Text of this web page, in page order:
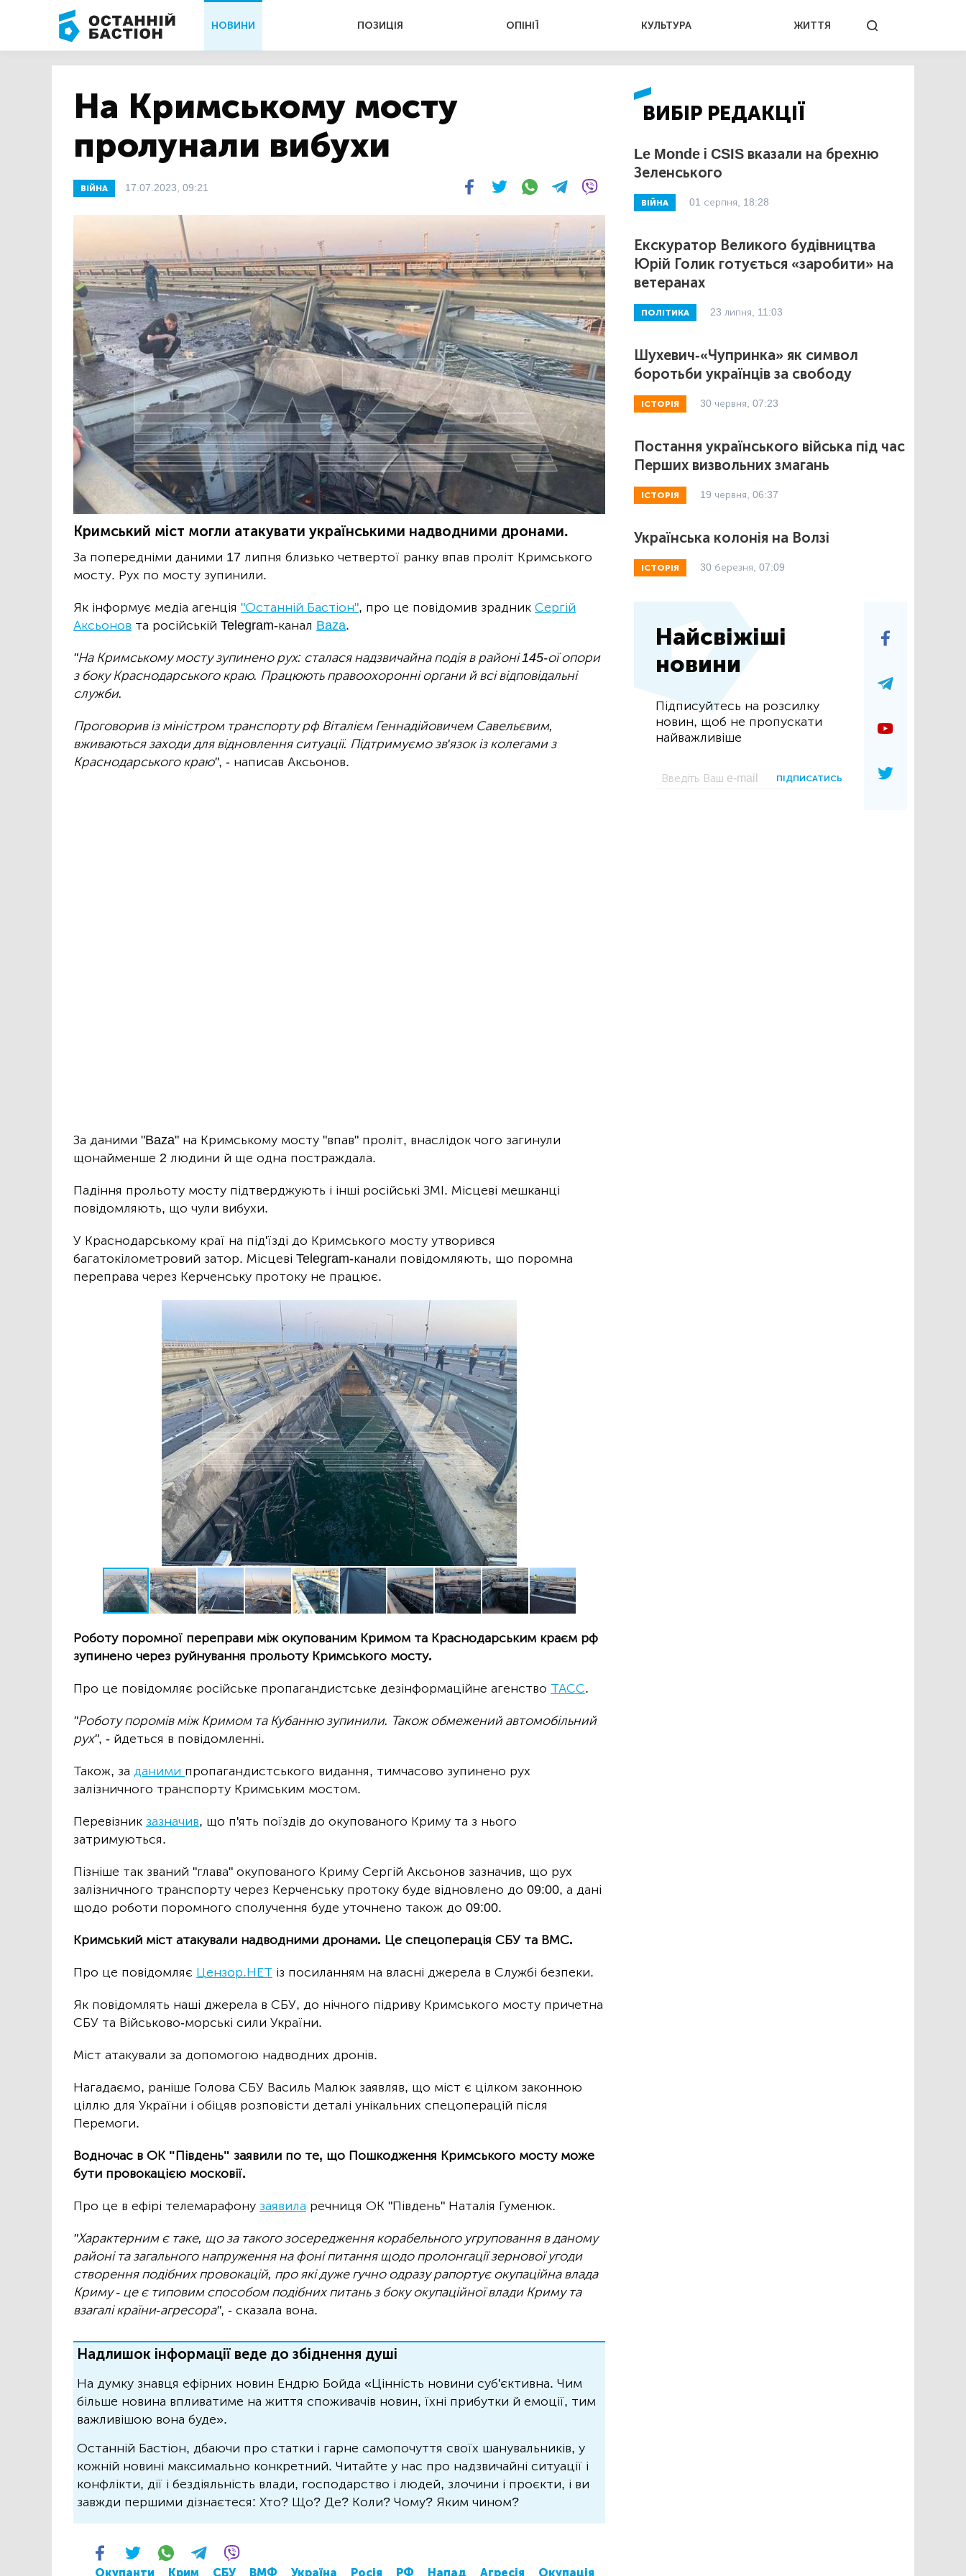
НОВИНИ ПОЗИЦІЯ ОПІНІЇ КУЛЬТУРА ЖИТТЯ
На Кримському мосту
пролунали вибухи
ВІЙНА 17.07.2023, 09:21
Кримський міст могли атакувати українськими надводними дронами.
За попередніми даними 17 липня близько четвертої ранку впав проліт Кримського
мосту. Рух по мосту зупинили.
Як інформує медіа агенція "Останній Бастіон", про це повідомив зрадник Сергій
Аксьонов та російській Telegram-канал Baza.
"На Кримському мосту зупинено рух: сталася надзвичайна подія в районі 145-ої опори
з боку Краснодарського краю. Працюють правоохоронні органи й всі відповідальні
служби.
Проговорив із міністром транспорту рф Віталієм Геннадійовичем Савельєвим,
вживаються заходи для відновлення ситуації. Підтримуємо зв'язок із колегами з
Краснодарського краю", - написав Аксьонов.
За даними "Baza" на Кримському мосту "впав" проліт, внаслідок чого загинули
щонайменше 2 людини й ще одна постраждала.
Падіння прольоту мосту підтверджують і інші російські ЗМІ. Місцеві мешканці
повідомляють, що чули вибухи.
У Краснодарському краї на під'їзді до Кримського мосту утворився
багатокілометровий затор. Місцеві Telegram-канали повідомляють, що поромна
переправа через Керченську протоку не працює.
Роботу поромної переправи між окупованим Кримом та Краснодарським краєм рф
зупинено через руйнування прольоту Кримського мосту.
Про це повідомляє російське пропагандистське дезінформаційне агенство ТАСС.
"Роботу поромів між Кримом та Кубанню зупинили. Також обмежений автомобільний
рух", - йдеться в повідомленні.
Також, за даними пропагандистського видання, тимчасово зупинено рух
залізничного транспорту Кримським мостом.
Перевізник зазначив, що п'ять поїздів до окупованого Криму та з нього
затримуються.
Пізніше так званий "глава" окупованого Криму Сергій Аксьонов зазначив, що рух
залізничного транспорту через Керченську протоку буде відновлено до 09:00, а дані
щодо роботи поромного сполучення буде уточнено також до 09:00.
Кримський міст атакували надводними дронами. Це спецоперація СБУ та ВМС.
Про це повідомляє Цензор.НЕТ із посиланням на власні джерела в Службі безпеки.
Як повідомлять наші джерела в СБУ, до нічного підриву Кримського мосту причетна
СБУ та Військово-морські сили України.
Міст атакували за допомогою надводних дронів.
Нагадаємо, раніше Голова СБУ Василь Малюк заявляв, що міст є цілком законною
ціллю для України і обіцяв розповісти деталі унікальних спецоперацій після
Перемоги.
Водночас в ОК "Південь" заявили по те, що Пошкодження Кримського мосту може
бути провокацією московії.
Про це в ефірі телемарафону заявила речниця ОК "Південь" Наталія Гуменюк.
"Характерним є таке, що за такого зосередження корабельного угруповання в даному
районі та загального напруження на фоні питання щодо пролонгації зернової угоди
створення подібних провокацій, про які дуже гучно одразу рапортує окупаційна влада
Криму - це є типовим способом подібних питань з боку окупаційної влади Криму та
взагалі країни-агресора", - сказала вона.
Надлишок інформації веде до збіднення душі
На думку знавця ефірних новин Ендрю Бойда «Цінність новини суб'єктивна. Чим
більше новина впливатиме на життя споживачів новин, їхні прибутки й емоції, тим
важливішою вона буде».
Останній Бастіон, дбаючи про статки і гарне самопочуття своїх шанувальників, у
кожній новині максимально конкретний. Читайте у нас про надзвичайні ситуації і
конфлікти, дії і бездіяльність влади, господарство і людей, злочини і проєкти, і ви
завжди першими дізнаєтеся: Хто? Що? Де? Коли? Чому? Яким чином?
Окупанти Крим СБУ ВМФ Україна Росія РФ Напад Агресія Окупація
ВИБІР РЕДАКЦІЇ
Le Monde і CSIS вказали на брехню
Зеленського
ВІЙНА 01 серпня, 18:28
Екскуратор Великого будівництва
Юрій Голик готується «заробити» на
ветеранах
ПОЛІТИКА 23 липня, 11:03
Шухевич-«Чупринка» як символ
боротьби українців за свободу
ІСТОРІЯ 30 червня, 07:23
Постання українського війська під час
Перших визвольних змагань
ІСТОРІЯ 19 червня, 06:37
Українська колонія на Волзі
ІСТОРІЯ 30 березня, 07:09
Найсвіжіші
новини
Підписуйтесь на розсилку
новин, щоб не пропускати
найважливіше
ПІДПИСАТИСЬ